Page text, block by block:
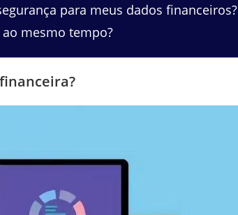
para meus dados financeiros?
mesmo tempo?